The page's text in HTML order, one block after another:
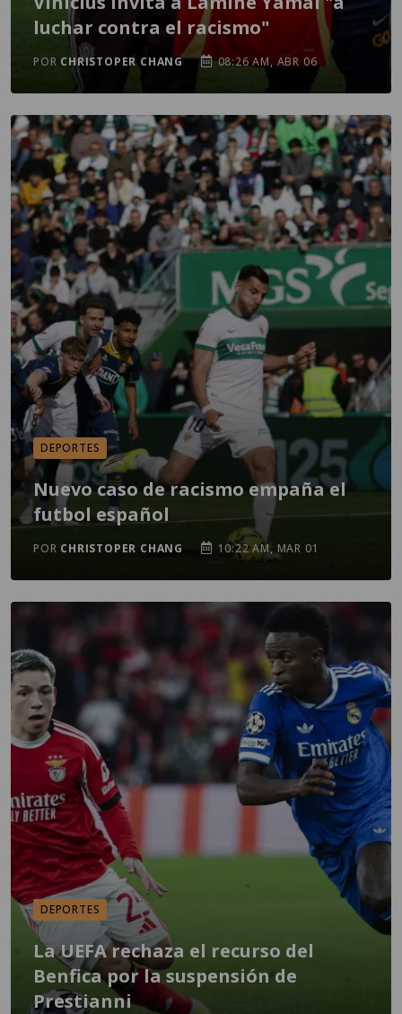
luchar contra el racismo"
POR CHRISTOPER CHANG 08:26 AM, ABR 06
DEPORTES
Nuevo caso de racismo empaña el
futbol español
POR CHRISTOPER CHANG 10:22 AM, MAR 01
DEPORTES
La UEFA rechaza el recurso del
Benfica por la suspensión de
Prestianni